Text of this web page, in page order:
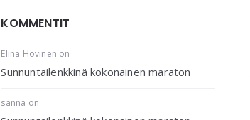
KOMMENTIT
Elina Hovinen on
Sunnuntailenkkinä kokonainen maraton
sanna on